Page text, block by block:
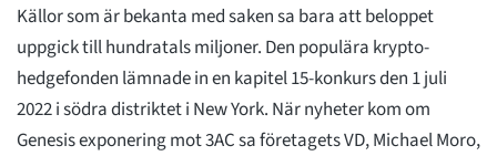
Källor som är bekanta med saken sa bara att beloppet
uppgick till hundratals miljoner. Den populära krypto-
hedgefonden lämnade in en kapitel 15-konkurs den 1 juli
2022 i södra distriktet i New York. När nyheter kom om
Genesis exponering mot 3AC sa företagets VD, Michael Moro,